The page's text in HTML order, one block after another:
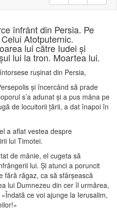
înfrânt din Persia. Pe
Atotputernic.
lui către Iudei şi
lui la tron. Moartea lui.
ruşinat din Persia,
şi încercând să prade
s’a adunat şi a pus mâna pe
de locuitorii ţării, a dat înapoi în
a aflat vestea despre
lui Timotei.
de mânie, el cugeta să
lui. Şi atunci a poruncit
fără răgaz, ca să sfârşească
lui Dumnezeu din cer îl urmărea,
ce voi ajunge la Ierusalim,